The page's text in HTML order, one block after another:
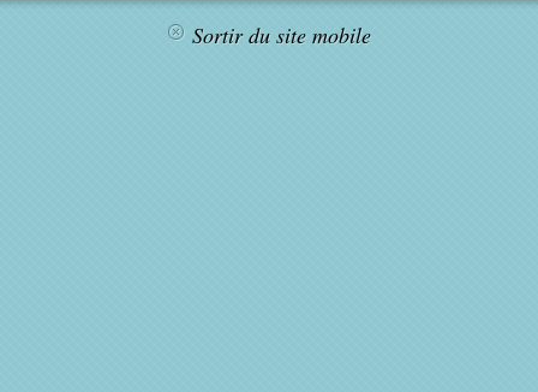
Sortir du site mobile